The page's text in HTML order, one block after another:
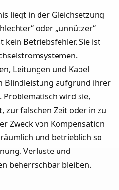
liegt in der Gleichsetzung
oder „unnützer“
kein Betriebsfehler. Sie ist
Leitungen und Kabel
Blindleistung aufgrund ihrer
Problematisch wird sie,
zur falschen Zeit oder in zu
Zweck von Kompensation
und betrieblich so
Verluste und
beherrschbar bleiben.